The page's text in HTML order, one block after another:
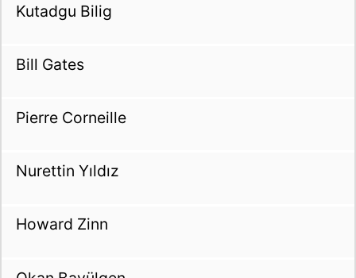
Kutadgu Bilig
Bill Gates
Pierre Corneille
Nurettin Yıldız
Howard Zinn